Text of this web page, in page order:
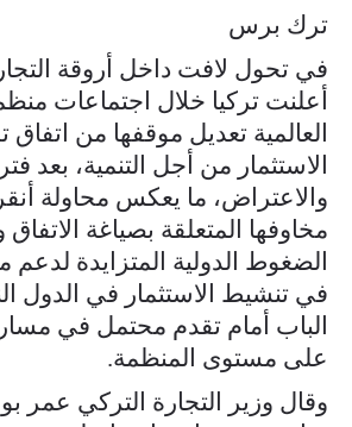
ترك برس
في تحول لافت داخل أروقة
أعلنت تركيا خلال اجتماعات
العالمية تعديل موقفها من
الاستثمار من أجل التنمية، بعد
والاعتراض، ما يعكس محاولة
مخاوفها المتعلقة بصياغة الاتفاق
الضغوط الدولية المتزايدة
في تنشيط الاستثمار في الدول
الباب أمام تقدم محتمل في مسار
على مستوى المنظمة.
وقال وزير التجارة التركي عمر